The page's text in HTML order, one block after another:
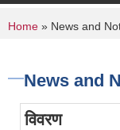
You are
Home » News and
News and
विवरण